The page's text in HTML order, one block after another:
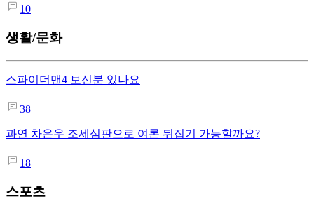
10
생활/문화
스파이더맨4 보신분 있나요
38
과연 차은우 조세심판으로 여론 뒤집기 가능할까요?
18
스포츠